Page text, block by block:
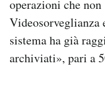
operazioni che
Videosorveglianza
sistema ha già
archiviati», pari a